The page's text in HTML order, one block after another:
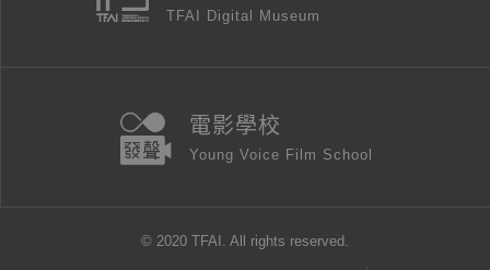
TFAI Digital Museum
電影學校
Young Voice Film School
© 2020 TFAI. All rights reserved.